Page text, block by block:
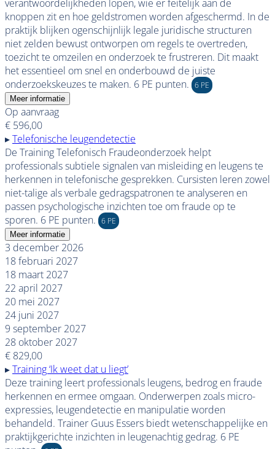
verantwoordelijkheden lopen, wie er feitelijk aan de
knoppen zit en hoe geldstromen worden afgeschermd. In de
praktijk blijken ogenschijnlijk legale juridische structuren
niet zelden bewust ontworpen om regels te overtreden,
toezicht te omzeilen en onderzoek te frustreren. Dit maakt
het essentieel om snel en onderbouwd de juiste
onderzoekskeuzes te maken. 6 PE punten. 6 PE
Meer informatie
Op aanvraag
€ 596,00
▸Telefonische leugendetectie
De Training Telefonisch Fraudeonderzoek helpt
professionals subtiele signalen van misleiding en leugens te
herkennen in telefonische gesprekken. Cursisten leren zowel
niet-talige als verbale gedragspatronen te analyseren en
passen psychologische inzichten toe om fraude op te
sporen. 6 PE punten. 6 PE
Meer informatie
3 december 2026
18 februari 2027
18 maart 2027
22 april 2027
20 mei 2027
24 juni 2027
9 september 2027
28 oktober 2027
€ 829,00
▸Training ‘Ik weet dat u liegt’
Deze training leert professionals leugens, bedrog en fraude
herkennen en ermee omgaan. Onderwerpen zoals micro-
expressies, leugendetectie en manipulatie worden
behandeld. Trainer Guus Essers biedt wetenschappelijke en
praktijkgerichte inzichten in leugenachtig gedrag. 6 PE